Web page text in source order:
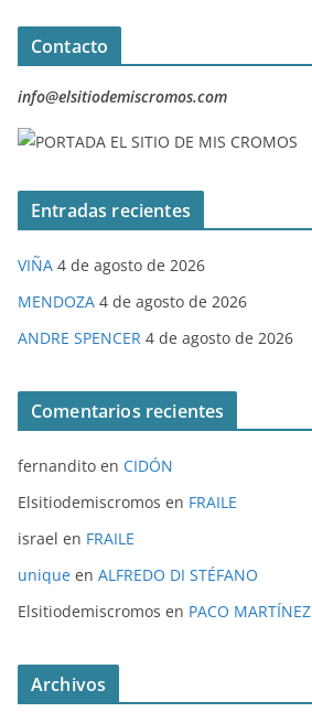
Contacto
info@elsitiodemiscromos.com
Entradas recientes
VIÑA 4 de agosto de 2026
MENDOZA 4 de agosto de 2026
ANDRE SPENCER 4 de agosto de 2026
Comentarios recientes
fernandito en CIDÓN
Elsitiodemiscromos en FRAILE
israel en FRAILE
unique en ALFREDO DI STÉFANO
Elsitiodemiscromos en PACO MARTÍNEZ
Archivos